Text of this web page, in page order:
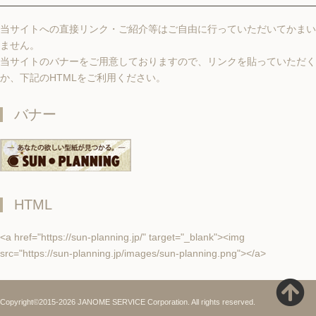
当サイトへの直接リンク・ご紹介等はご自由に行っていただいてかまい
ません。
当サイトのバナーをご用意しておりますので、リンクを貼っていただく
か、下記のHTMLをご利用ください。
バナー
HTML
<a href="https://sun-planning.jp/" target="_blank"><img
src="https://sun-planning.jp/images/sun-planning.png"></a>
Copyright©2015-2026 JANOME SERVICE Corporation. All rights reserved.